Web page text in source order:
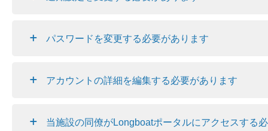
パスワードを変更する必要があります
アカウントの詳細を編集する必要があります
当施設の同僚がLongboatポータルにアクセスする